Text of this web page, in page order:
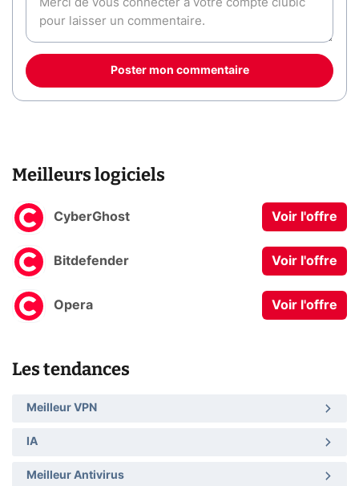
Poster mon commentaire
Meilleurs logiciels
CyberGhost Voir l'offre
Bitdefender Voir l'offre
Opera Voir l'offre
Les tendances
Meilleur VPN
IA
Meilleur Antivirus